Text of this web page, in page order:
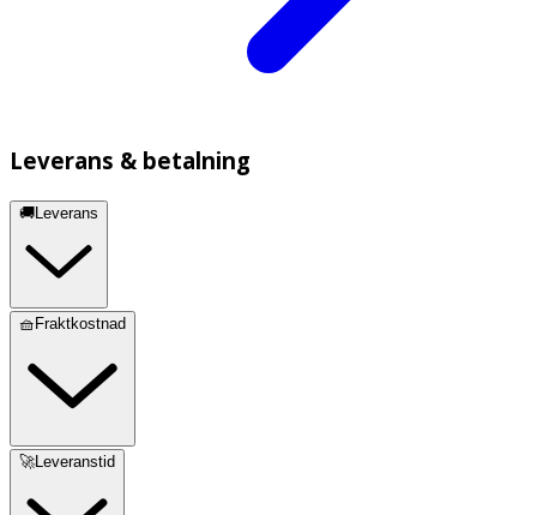
Leverans & betalning
🚚Leverans
🧺Fraktkostnad
🚀Leveranstid